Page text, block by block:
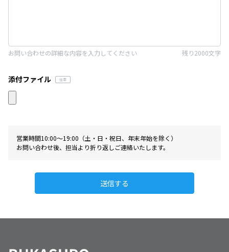
残り2000文字
お問い合わせの詳細な内容を入力してください
添付ファイル
営業時間10:00〜19:00（土・日・祝日、年末年始を除く）
お問い合わせ後、担当より折り返しご連絡いたします。
送信する